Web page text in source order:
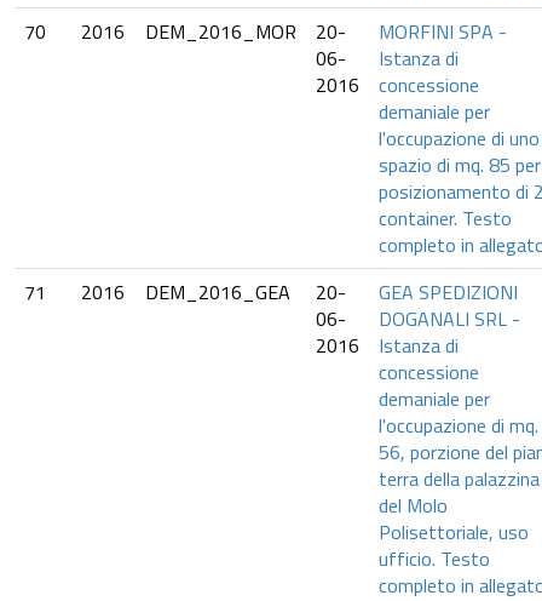
70
2016 DEM_2016_MOR
20-
06-
2016
MORFINI SPA -
Istanza di
concessione
demaniale per
l'occupazione di uno
spazio di mq. 85
posizionamento di
container. Testo
completo in
71
2016 DEM_2016_GEA
20-
06-
2016
GEA SPEDIZIONI
DOGANALI SRL -
Istanza di
concessione
demaniale per
l'occupazione di mq.
56, porzione del
terra della
del Molo
Polisettoriale, uso
ufficio. Testo
completo in